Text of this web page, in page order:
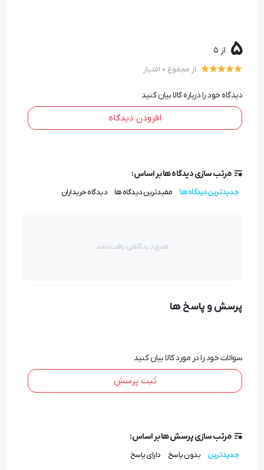
خودکار کراس
خودکار پیرگاردین
5 از 5
از مجموع 0 امتیاز
دیدگاه خود را درباره کالا بیان کنید
افزودن دیدگاه
مرتب سازی دیدگاه ها بر اساس:
جدیدترین دیدگاه ها مفیدترین دیدگاه ها دیدگاه خریداران
هیچ دیدگاهی یافت نشد
پرسش و پاسخ ها
سوالات خود را در مورد کالا بیان کنید
ثبت پرسش
مرتب سازی پرسش ها بر اساس:
جدیدترین بدون پاسخ دارای پاسخ